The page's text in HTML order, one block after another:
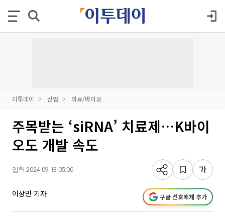
이투데이 산업 의료/바이오
주목받는 ‘siRNA’ 치료제…K바이
오도 개발 속도
입력 2024-09-13 05:00
이상민 기자 구글 선호매체 추가